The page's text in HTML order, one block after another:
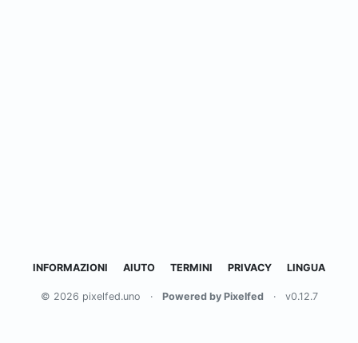
INFORMAZIONI AIUTO TERMINI PRIVACY LINGUA
© 2026 pixelfed.uno · Powered by Pixelfed · v0.12.7